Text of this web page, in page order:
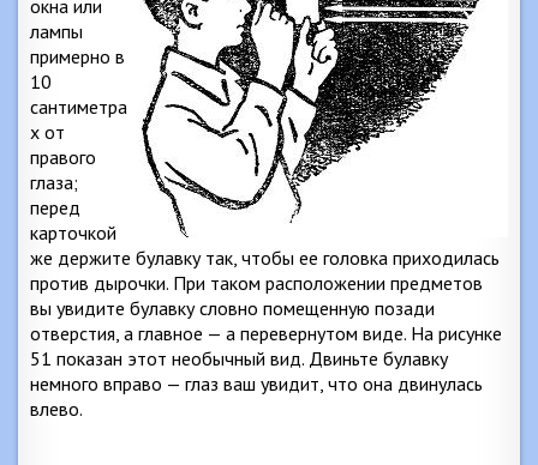
окна или
лампы
примерно в
10
сантиметра
х от
правого
глаза;
перед
карточкой
же держите булавку так, чтобы ее головка приходилась
против дырочки. При таком расположении предметов
вы увидите булавку словно помещенную позади
отверстия, а главное — а перевернутом виде. На рисунке
51 показан этот необычный вид. Двиньте булавку
немного вправо — глаз ваш увидит, что она двинулась
влево.